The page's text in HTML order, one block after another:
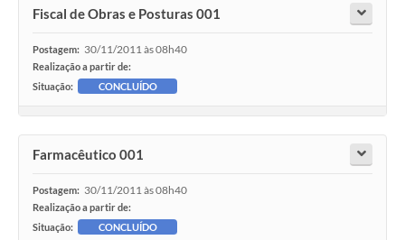
Fiscal de Obras e Posturas 001
Postagem: 30/11/2011 às 08h40
Realização a partir de:
Situação:
CONCLUÍDO
Farmacêutico 001
Postagem: 30/11/2011 às 08h40
Realização a partir de:
Situação:
CONCLUÍDO